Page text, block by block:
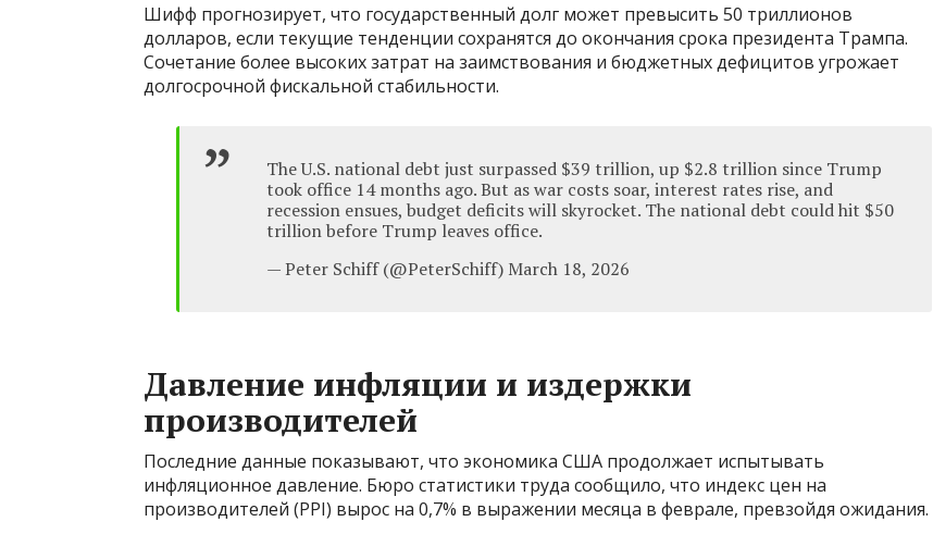
Шифф прогнозирует, что государственный долг может превысить 50 триллионов
долларов, если текущие тенденции сохранятся до окончания срока президента Трампа.
Сочетание более высоких затрат на заимствования и бюджетных дефицитов угрожает
долгосрочной фискальной стабильности.
The U.S. national debt just surpassed $39 trillion, up $2.8 trillion since Trump
took office 14 months ago. But as war costs soar, interest rates rise, and
recession ensues, budget deficits will skyrocket. The national debt could hit $50
trillion before Trump leaves office.
— Peter Schiff (@PeterSchiff) March 18, 2026
Давление инфляции и издержки
производителей
Последние данные показывают, что экономика США продолжает испытывать
инфляционное давление. Бюро статистики труда сообщило, что индекс цен на
производителей (PPI) вырос на 0,7% в выражении месяца в феврале, превзойдя ожидания.